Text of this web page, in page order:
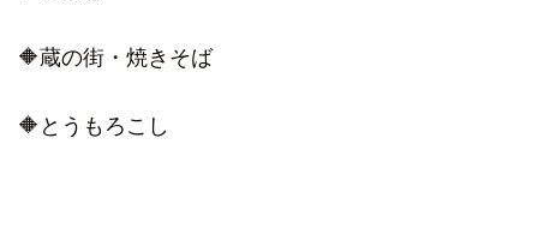
🔶蔵の街・焼きそば
🔶とうもろこし